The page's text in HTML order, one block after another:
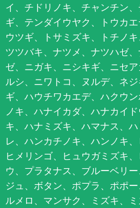
イ、チドリノキ、チャンチン
ギ、テンダイウヤク、トウカ
ウツギ、トサミズキ、トチノ
ツツバキ、ナツメ、ナツハゼ
ゼ、ニガキ、ニシキギ、ニセ
ルシ、ニワトコ、ヌルデ、ネ
ギ、ハウチワカエデ、ハクウ
ノキ、ハナイカダ、ハナカイ
キ、ハナミズキ、ハマナス、
レ、ハンカチノキ、ハンノキ
ヒメリンゴ、ヒュウガミズキ
ウ、プラタナス、ブルーベリ
ジュ、ボタン、ポプラ、ポポ
ルメロ、マンサク、ミズキ、